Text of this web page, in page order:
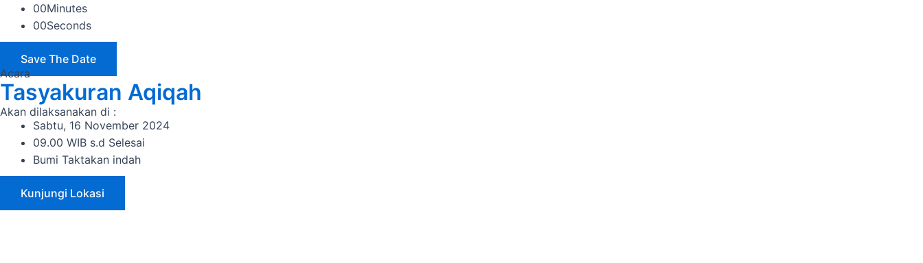
00Minutes
00Seconds
Save The Date
Acara
Tasyakuran Aqiqah
Akan dilaksanakan di :
Sabtu, 16 November 2024
09.00 WIB s.d Selesai
Bumi Taktakan indah
Kunjungi Lokasi